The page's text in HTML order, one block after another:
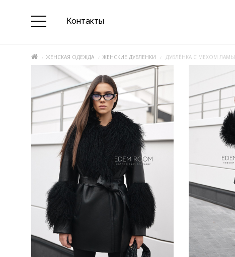
Контакты
ЖЕНСКАЯ ОДЕЖДА ЖЕНСКИЕ ДУБЛЕНКИ ДУБЛЁНКА С МЕХОМ ЛАМЫ